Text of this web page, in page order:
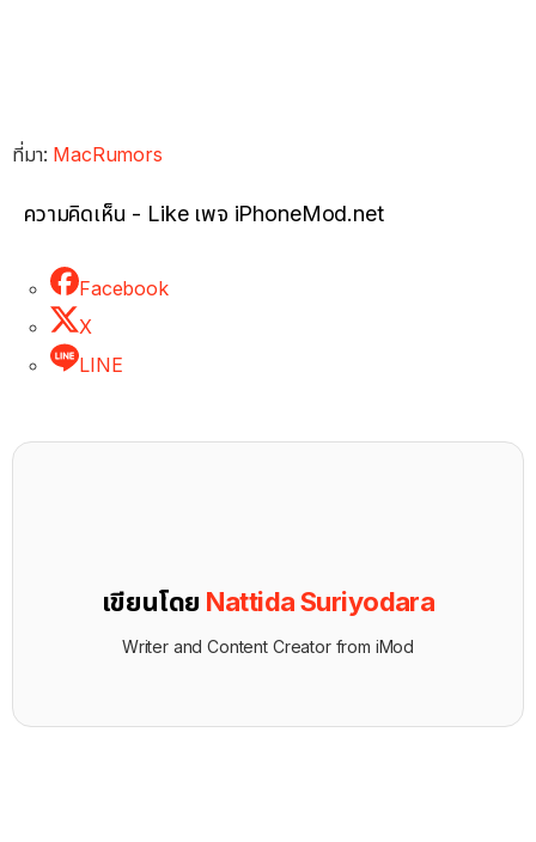
ที่มา: MacRumors
ความคิดเห็น - Like เพจ iPhoneMod.net
Facebook
X
LINE
เขียนโดย Nattida Suriyodara
Writer and Content Creator from iMod